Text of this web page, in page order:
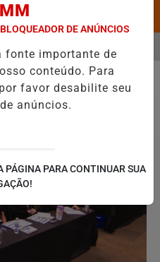
A 6ª POSIÇÃO EM NOVO
MENU
DE ANÚNCIOS
fonte importante de
conteúdo. Para
favor desabilite seu
anúncios.
PÁGINA PARA CONTINUAR SUA